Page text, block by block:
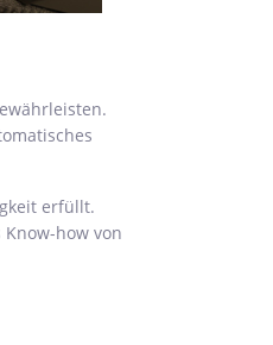
erfüllt.
how von